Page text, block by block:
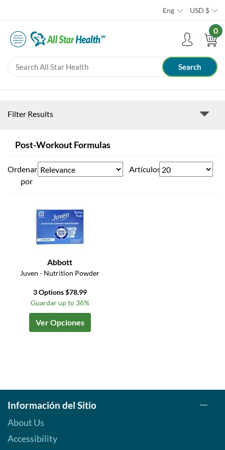
Eng USD $
0
Filter Results
Post-Workout Formulas
Ordenar
por
Artículos
Abbott
Juven - Nutrition Powder
3 Options $78.99
Guardar up to 36%
Ver Opciones
Información del Sitio
About Us
Accessibility